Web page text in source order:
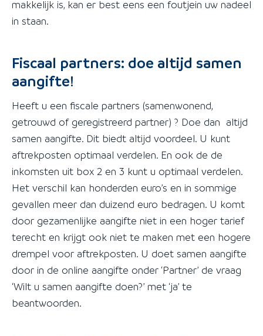
makkelijk is, kan er best eens een foutjein uw nadeel
in staan.
Fiscaal partners: doe altijd samen
aangifte!
Heeft u een fiscale partners (samenwonend,
getrouwd of geregistreerd partner) ? Doe dan altijd
samen aangifte. Dit biedt altijd voordeel. U kunt
aftrekposten optimaal verdelen. En ook de de
inkomsten uit box 2 en 3 kunt u optimaal verdelen.
Het verschil kan honderden euro’s en in sommige
gevallen meer dan duizend euro bedragen. U komt
door gezamenlijke aangifte niet in een hoger tarief
terecht en krijgt ook niet te maken met een hogere
drempel voor aftrekposten. U doet samen aangifte
door in de online aangifte onder ‘Partner’ de vraag
‘Wilt u samen aangifte doen?’ met ‘ja’ te
beantwoorden.